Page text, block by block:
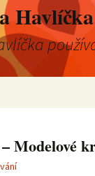
Havlíčka
Modelové